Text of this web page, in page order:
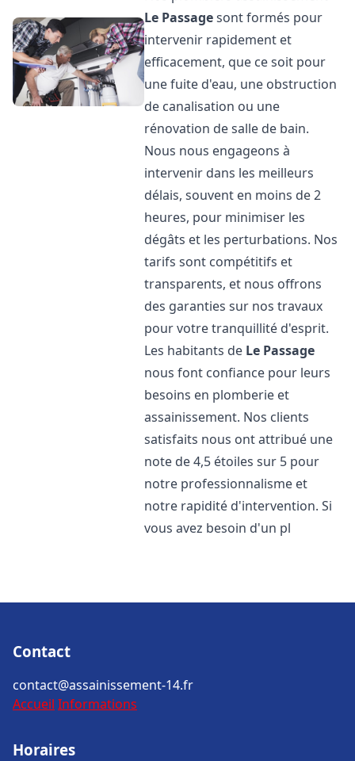
Le Passagesont formés pour
intervenir rapidement et
efficacement, que ce soit pour
une fuite d'eau, une obstruction
de canalisation ou une
rénovation de salle de bain.
Nous nous engageons à
intervenir dans les meilleurs
délais, souvent en moins de 2
heures, pour minimiser les
dégâts et les perturbations. Nos
tarifs sont compétitifs et
transparents, et nous offrons
des garanties sur nos travaux
pour votre tranquillité d'esprit.
Les habitants de Le Passage
nous font confiance pour leurs
besoins en plomberie et
assainissement. Nos clients
satisfaits nous ont attribué une
note de 4,5 étoiles sur 5 pour
notre professionnalisme et
notre rapidité d'intervention. Si
vous avez besoin d'un pl
Contact
contact@assainissement-14.fr
Accueil Informations
Horaires